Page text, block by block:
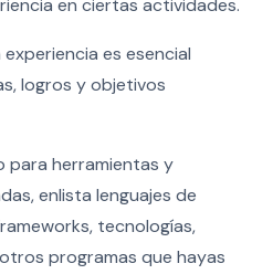
es esencial
logros y objetivos
para herramientas y
enlista lenguajes de
tecnologías,
programas que hayas